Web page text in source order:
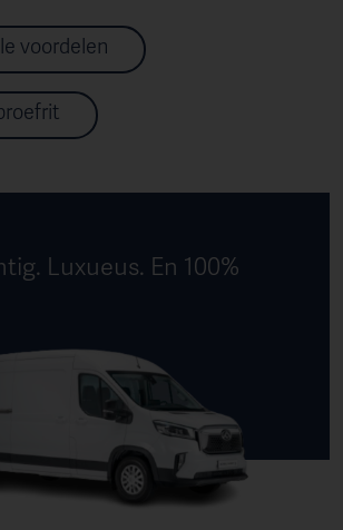
voordelen
Luxueus. En 100%